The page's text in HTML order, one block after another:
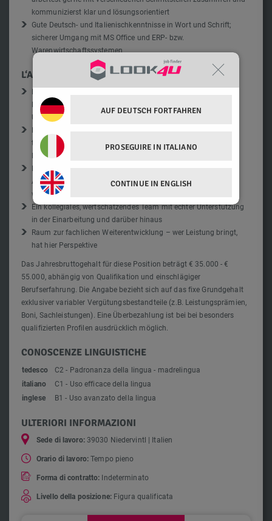
kommunizierst klar und lösungsorientiert
Gute Deutsch- und Italienischkenntnisse in Wort und Schrift;
sicherer Umgang mit MS Office und ERP- bzw.
Warenwirtschaftssystemen
L‘AZIENDA OFFRE
Eine verantwortungsvolle Schlüsselposition mit hoher
Eigenständigkeit und echter Wirkung auf den
Unternehmenserfolg
Ein abwechslungsreiches Aufgabengebiet in einem soliden,
traditionsreichen Südtiroler Unternehmen mit stabiler
Marktposition und langfristiger Perspektive
Kurze Entscheidungswege, flache Hierarchien und ein
Arbeitsumfeld, in dem Eigeninitiative gesehen und geschätzt
wird
Ein kollegiales, wertschätzendes Team mit echter Unterstützung
in der Einarbeitung und darüber hinaus
Raum zur fachlichen Weiterentwicklung – wer Leistung bringt,
hat hier Perspektive
Das Jahresbruttogehalt für diese Position beträgt € 35.000 - €
55.000, abhängig von Qualifikation und einschlägiger
Berufserfahrung. Die Angabe bezieht sich auf das fixe Grundgehalt
exklusiver variabler Vergütungsbestandteile (z.B. Leistungsprämien,
Boni, Sachleistungen). Eine Überbezahlung ist bei bei besonders
qualifizierten Profilen ausdrücklich möglich.
CONOSCENZE LINGUISTICHE
tedesco
C2 - Padronanza della lingua - madrelingua
italiano
C1 - Uso efficace della lingua
inglese
B1 - Uso avanzato della lingua
ULTERIORI INFORMAZIONI
Sede di lavoro: 39030 Niedervintl | Italien
Orario di lavoro:Tempo pieno
Forma di contratto: Indeterminato
Livello della posizione:Figura qualificata
AUF DEUTSCH FORTFAHREN
PROSEGUIRE IN ITALIANO
CONTINUE IN ENGLISH